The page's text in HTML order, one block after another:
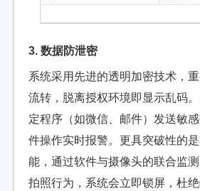
3. 数据防泄密
系统采用先进的透明加密技术，
流转，脱离授权环境即显示乱码
定程序（如微信、邮件）发送敏
件操作实时报警。更具突破性的
能，通过软件与摄像头的联合监
拍照行为，系统会立即锁屏，杜绝